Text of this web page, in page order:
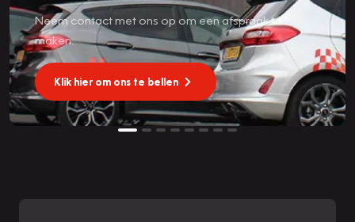
Neem contact met ons op om een afspraak te
maken.
Klik hier om ons te bellen